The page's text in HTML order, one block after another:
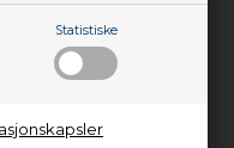
Statistiske